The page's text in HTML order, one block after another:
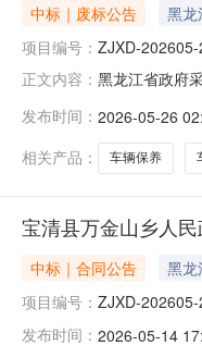
中标｜废标公告 黑龙
项目编号： ZJXD-
正文内容： 黑龙江省政府
发布时间： 2026-05-26
相关产品：
车辆保养
宝清县万金山乡人
中标｜合同公告 黑龙
项目编号： ZJXD-
发布时间： 2026-05-14